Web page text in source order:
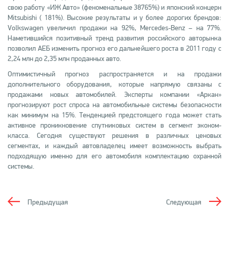
свою работу «ИЖ Авто» (феноменальные 38765%) и японский концерн
Mitsubishi ( 181%). Высокие результаты и у более дорогих брендов:
Volkswagen увеличил продажи на 92%, Mercedes-Benz – на 77%.
Наметившийся позитивный тренд развития российского авторынка
позволил АЕБ изменить прогноз его дальнейшего роста в 2011 году с
2,24 млн до 2,35 млн проданных авто.
Оптимистичный прогноз распространяется и на продажи
дополнительного оборудования, которые напрямую связаны с
продажами новых автомобилей. Эксперты компании «Аркан»
прогнозируют рост спроса на автомобильные системы безопасности
как минимум на 15%. Тенденцией предстоящего года может стать
активное проникновение спутниковых систем в сегмент эконом-
класса. Сегодня существуют решения в различных ценовых
сегментах, и каждый автовладелец имеет возможность выбрать
подходящую именно для его автомобиля комплектацию охранной
системы.
Следующая
Предыдущая